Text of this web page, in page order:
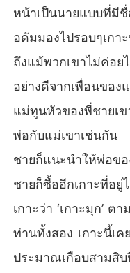
หน้าเป็นนายแบบที่มีชื่
อดัมมองไปรอบๆเกา
ถึงแม้พวกเขาไม่ค่อ
อย่างดีจากเพื่อนของ
แม่ทูนหัวของพี่ชายเ
พ่อกับแม่เขาเช่นกั
ชายก็แนะนำให้พ่อข
ชายก็ซื้ออีกเกาะที่อยู่
เกาะว่า ‘เกาะมุก’ ต
ท่านทั้งสอง เกาะนี้เ
ประมาณเกือบสามสิ